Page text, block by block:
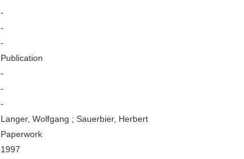
-
-
-
Publication
-
-
-
Langer, Wolfgang ; Sauerbier, Herbert
Paperwork
1997